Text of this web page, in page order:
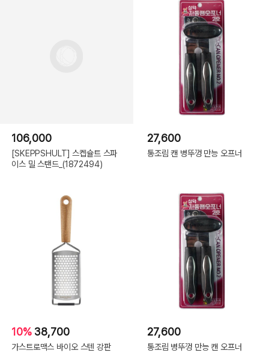
106,000
[SKEPPSHULT] 스켑슐트 스파
이스 밀 스탠드_(1872494)
27,600
통조림 캔 병뚜껑 만능 오프너
10% 38,700
가스트로맥스 바이오 스텐 강판
27,600
통조림 병뚜껑 만능 캔 오프너